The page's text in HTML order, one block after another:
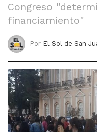
Congreso
financiamiento"
Por El Sol de San